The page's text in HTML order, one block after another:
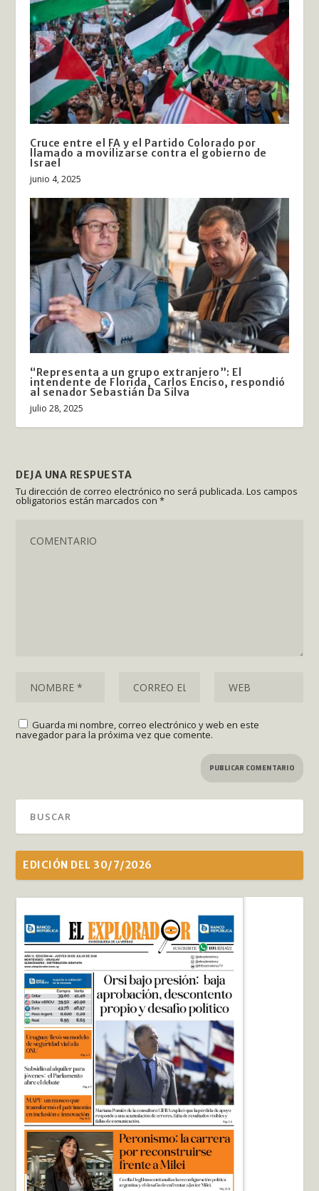
Cruce entre el FA y el Partido Colorado por
llamado a movilizarse contra el gobierno de
Israel
junio 4, 2025
“Representa a un grupo extranjero”: El
intendente de Florida, Carlos Enciso, respondió
al senador Sebastián Da Silva
julio 28, 2025
DEJA UNA RESPUESTA
Tu dirección de correo electrónico no será publicada. Los campos
obligatorios están marcados con*
Guarda mi nombre, correo electrónico y web en este
navegador para la próxima vez que comente.
EDICIÓN DEL 30/7/2026